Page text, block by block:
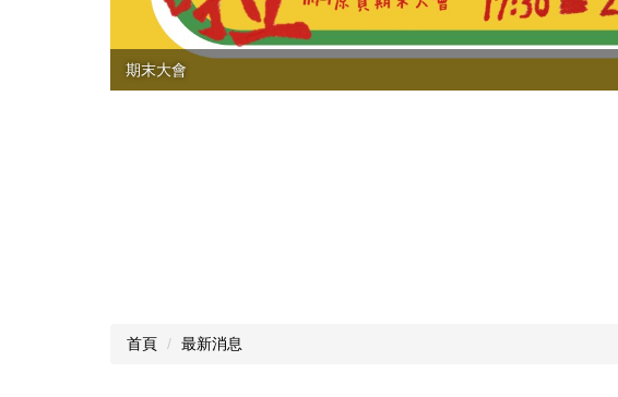
期末大會
首頁 最新消息